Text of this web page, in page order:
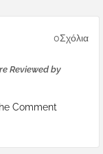
0Σχόλια
Reviewed by
Comment